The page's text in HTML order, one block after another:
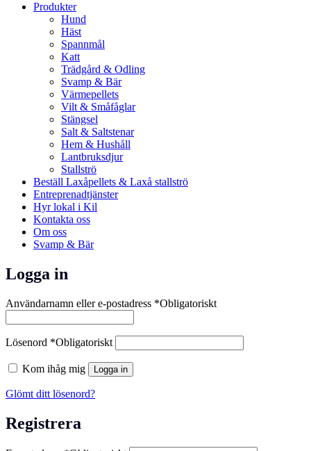
Produkter
Hund
Häst
Spannmål
Katt
Trädgård & Odling
Svamp & Bär
Värmepellets
Vilt & Småfåglar
Stängsel
Salt & Saltstenar
Hem & Hushåll
Lantbruksdjur
Stallströ
Beställ Laxåpellets & Laxå stallströ
Entreprenadtjänster
Hyr lokal i Kil
Kontakta oss
Om oss
Svamp & Bär
Logga in
Användarnamn eller e-postadress *Obligatoriskt
Lösenord *Obligatoriskt
Kom ihåg mig Logga in
Glömt ditt lösenord?
Registrera